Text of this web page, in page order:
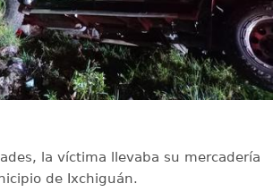
la víctima llevaba su mercadería
de Ixchiguán.